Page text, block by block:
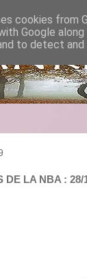
LA NBA :
cookies from
Google
to detect and